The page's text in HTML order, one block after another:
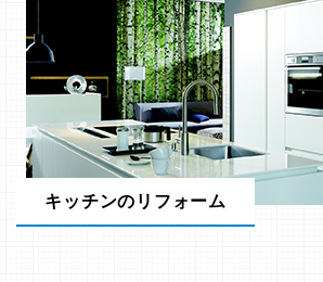
キッチンのリフォーム